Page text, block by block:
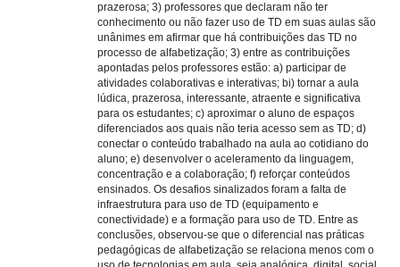
prazerosa; 3) professores que declaram não ter
conhecimento ou não fazer uso de TD em suas aulas são
unânimes em afirmar que há contribuições das TD no
processo de alfabetização; 3) entre as contribuições
apontadas pelos professores estão: a) participar de
atividades colaborativas e interativas; bi) tornar a aula
lúdica, prazerosa, interessante, atraente e significativa
para os estudantes; c) aproximar o aluno de espaços
diferenciados aos quais não teria acesso sem as TD; d)
conectar o conteúdo trabalhado na aula ao cotidiano do
aluno; e) desenvolver o aceleramento da linguagem,
concentração e a colaboração; f) reforçar conteúdos
ensinados. Os desafios sinalizados foram a falta de
infraestrutura para uso de TD (equipamento e
conectividade) e a formação para uso de TD. Entre as
conclusões, observou-se que o diferencial nas práticas
pedagógicas de alfabetização se relaciona menos com o